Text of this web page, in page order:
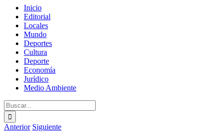
Inicio
Editorial
Locales
Mundo
Deportes
Cultura
Deporte
Economía
Jurídico
Medio Ambiente
Buscar:
Anterior Siguiente